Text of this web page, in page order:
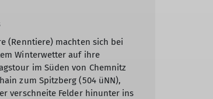
(Renntiere) machten sich bei
Winterwetter auf ihre
im Süden von Chemnitz
zum Spitzberg (504 üNN),
verschneite Felder hinunter ins